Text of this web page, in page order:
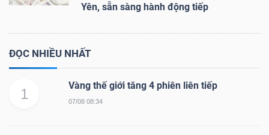
Yên, sẵn sàng hành động tiếp
ĐỌC NHIỀU NHẤT
1
Vàng thế giới tăng 4 phiên liên tiếp
07/08 08:34